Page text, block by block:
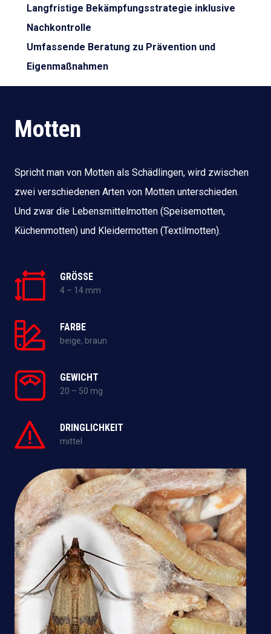
Langfristige Bekämpfungsstrategie inklusive
Nachkontrolle
Umfassende Beratung zu Prävention und
Eigenmaßnahmen
Motten
Spricht man von Motten als Schädlingen, wird zwischen
zwei verschiedenen Arten von Motten unterschieden.
Und zwar die Lebensmittelmotten (Speisemotten,
Küchenmotten) und Kleidermotten (Textilmotten).
GRÖSSE
4 – 14 mm
FARBE
beige, braun
GEWICHT
20 – 50 mg
DRINGLICHKEIT
mittel